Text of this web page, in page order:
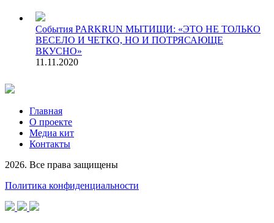
События PARKRUN МЫТИЩИ: «ЭТО НЕ ТОЛЬКО
ВЕСЕЛО И ЧЕТКО, НО И ПОТРЯСАЮЩЕ
ВКУСНО»
11.11.2020
Главная
О проекте
Медиа кит
Контакты
2026. Все права защищены
Политика конфиденциальности